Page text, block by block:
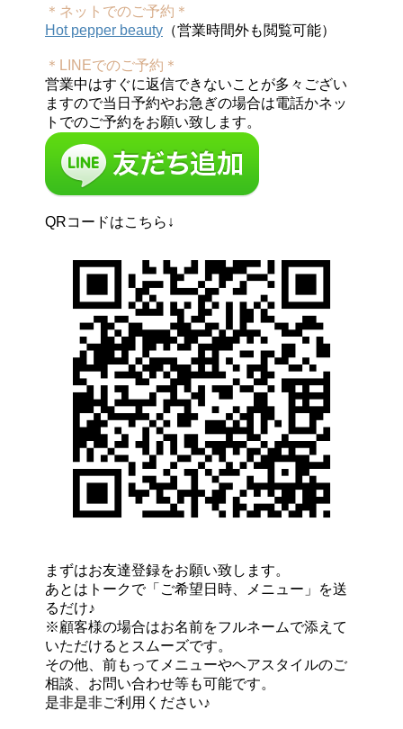
＊ネットでのご予約＊
Hot pepper beauty （営業時間外も閲覧可能）
＊LINEでのご予約＊
営業中はすぐに返信できないことが多々ござい
ますので当日予約やお急ぎの場合は電話かネッ
トでのご予約をお願い致します。
QRコードはこちら↓
まずはお友達登録をお願い致します。
あとはトークで「ご希望日時、メニュー」を送
るだけ♪
※顧客様の場合はお名前をフルネームで添えて
いただけるとスムーズです。
その他、前もってメニューやヘアスタイルのご
相談、お問い合わせ等も可能です。
是非是非ご利用ください♪